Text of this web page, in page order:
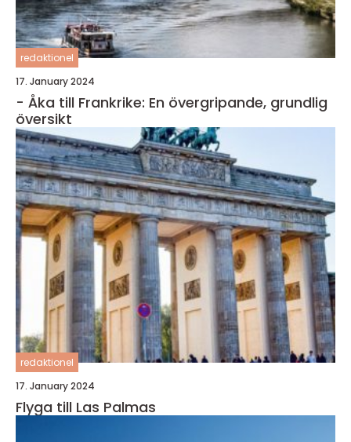
redaktionel
17. January 2024
- Åka till Frankrike: En övergripande, grundlig
översikt
redaktionel
17. January 2024
Flyga till Las Palmas